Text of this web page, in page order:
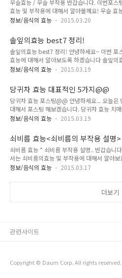
혈압에 좋다고 합니다. 산수유 효능 - 탈모,흰머
유의 추출물을 탈모환자 두피에 도포하니 그렇
탈락모가 적게 나왔다고 합니다또한 흰머리를
- 빈혈에 좋아요 산수유의 철분성분이 철분부족
에 좋다고 합니다.평소 빈혈이 있으신..
우슬효능 / 우슬 부작용 반갑습니다. 이번포스
효능 및 부작용에 대해서 알아볼께요! 우슬 효
슬뿌리의 엑크디손이라는 성분이 골격을 튼튼
및 진통작용을 한다고 합니다. 이로 인해 퇴행
티스에 좋다고 합니다. 우슬효능 - 요통개선 다
겪어 보신분 없죠? 요통이 있으신분들이 우슬
히 복용하시면 효과를 보실수있다고 합니다.
순환개선 우슬뿌리가 콜레스테롤을 제거해줘서
예방에 도움을 준다고 합니다. 우리가 건강하게
중요한게 혈액순환입니다. 피가 잘 통해야겠죠?
정보/음식의 효능 2015.03.20
솔잎의효능 best7 정리!
솔잎의효능 best7 정리! 안녕하세요~ 이번 포
효능에 대해서 알아보도록 하겠습니다 솔잎의
니다. 빈혈은 철분,비타민C가 부족해서 나타나
다. 당뇨개선에 좋습니다. 솔잎의 글리코키닌
을 낮춰줘서 당뇨에 좋다고합니다. 솔잎 효능 -
습니다. 솔잎이 말초혈관 확장을 촉진시켜줘서
다고 하네요~ 뇌기능 향상에 도움을 줍니다.
기능 향상에 도움을 준다고 합니다. 피로회복에
매되고 있다고 하네요~ 스트레스해소에 도움을
다. 흥분,불안,초조 등을 진정시키는 효과가 ..
정보/음식의 효능 2015.03.19
당귀차 효능 대표적인 5가지@@
당귀차 효능 포스팅@@ 안녕하세요... 오늘은
대해서 포스팅 해보겠습니다. 당귀차 효능 치
당귀의 데크루시안젤레이트와 데크루신 성분이
움을 준다고 하네요.. 당귀차를 꾸준히 드시면
진에도 좋은 효능이 있다고 합니다. 혈액순환
귀차는 혈액순환이 잘되게 해주며 피를 맑게
혈액순환이 잘되면 각종 성인병예방에 도움을
빈혈개선에 효과적! 당귀차는 체내의 헤모글로
은 혈액순환 개선이랑 일맥상통한데. 어혈이란
정보/음식의 효능 2015.03.19
쇠비름 효능<쇠비름의 부작용 설명>
쇠비름 효능 * 쇠비름 부작용 설명.. 반갑습니
서는 쇠비름의효능 및 부작용에 대해서 알아보
효능 항암작용 쇠비름의 효능중 항암작용이 있
을 예방할수 있다고 합니다.심혈관질병의 대표
신안정 치매,우울증 같은 질병예방에도 쇠비름
정보/음식의 효능 2015.03.17
더보기
Copyright © Daum Corp. All rights reserved.
관련사이트